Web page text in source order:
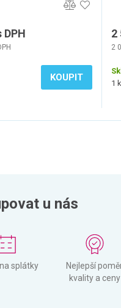
DPH
KOUPIT
2
2
1
u nás
splátky
Nejlepší
kvality a ceny